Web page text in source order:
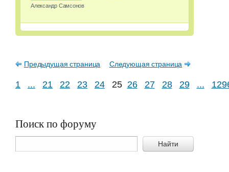
Александр Самсонов
Предыдущая страница Следующая страница
1 ... 21 22 23 24 25 26 27 28 29 ...
Поиск по форуму
Найти